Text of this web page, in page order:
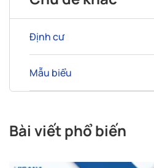
Định cư
Mẫu biểu
Bài viết phổ biến